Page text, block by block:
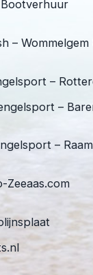
– Wommelgem
–
–
–
Zeeaas.com